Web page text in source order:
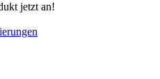
jetzt an!